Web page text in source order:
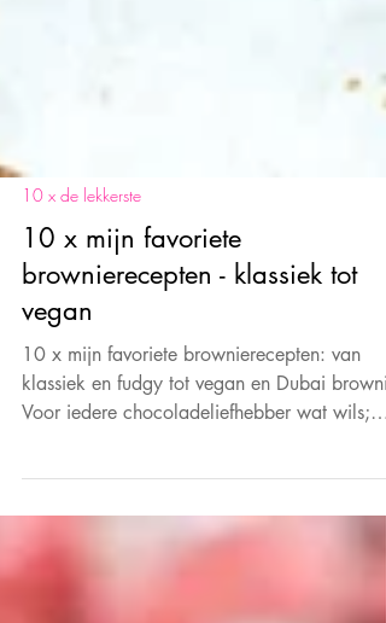
10 x de lekkerste
10 x mijn favoriete
brownierecepten - klassiek tot
vegan
10 x mijn favoriete brownierecepten: van
Voor iedere chocoladeliefhebber wat wils;